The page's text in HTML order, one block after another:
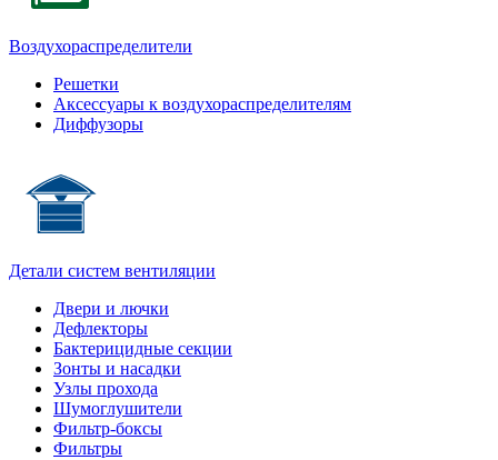
Воздухораспределители
Решетки
Аксессуары к воздухораспределителям
Диффузоры
Детали систем вентиляции
Двери и лючки
Дефлекторы
Бактерицидные секции
Зонты и насадки
Узлы прохода
Шумоглушители
Фильтр-боксы
Фильтры